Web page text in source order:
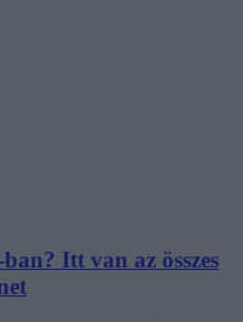
Itt van az összes